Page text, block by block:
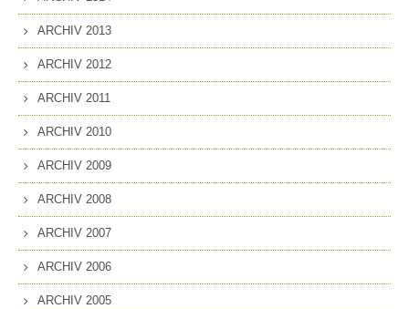
ARCHIV 2013
ARCHIV 2012
ARCHIV 2011
ARCHIV 2010
ARCHIV 2009
ARCHIV 2008
ARCHIV 2007
ARCHIV 2006
ARCHIV 2005